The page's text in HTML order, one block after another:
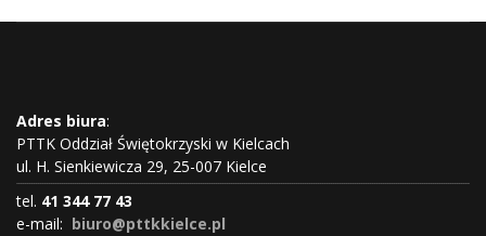
Adres biura:
PTTK Oddział Świętokrzyski w Kielcach
ul. H. Sienkiewicza 29, 25-007 Kielce
tel. 41 344 77 43
e-mail: biuro@pttkkielce.pl